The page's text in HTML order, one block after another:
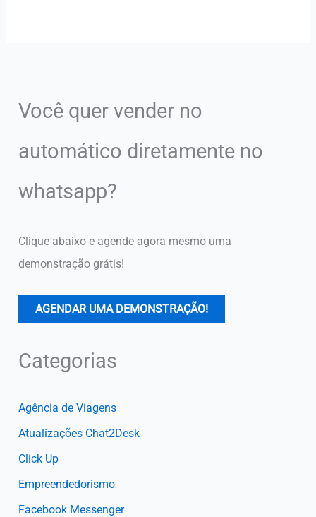
Você quer vender no
automático diretamente no
whatsapp?
Clique abaixo e agende agora mesmo uma
demonstração grátis!
AGENDAR UMA DEMONSTRAÇÃO!
Categorias
Agência de Viagens
Atualizações Chat2Desk
Click Up
Empreendedorismo
Facebook Messenger